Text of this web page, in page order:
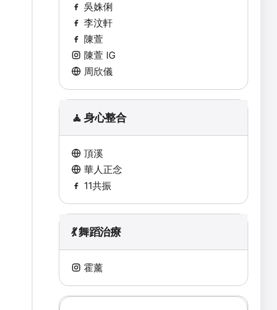
吳姝俐
李汶軒
陳萱
陳萱 IG
周欣儀
🧘 身心整合
頂溪
華人正念
11共振
💃 舞蹈治療
霍薰